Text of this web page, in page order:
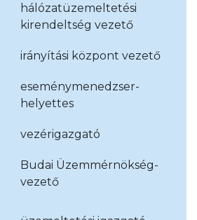
hálózatüzemeltetési
kirendeltség vezető
irányítási központ vezető
eseménymenedzser-
helyettes
vezérigazgató
Budai Üzemmérnökség-
vezető